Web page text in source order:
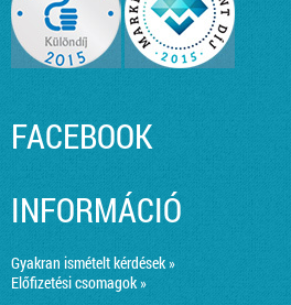
FACEBOOK
INFORMÁCIÓ
Gyakran ismételt kérdések »
Előfizetési csomagok »